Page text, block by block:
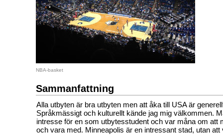
NBA-basket
Sammanfattning
Alla utbyten är bra utbyten men att åka till USA är
Språkmässigt och kulturellt kände jag mig välkommen.
intresse för en som utbytesstudent och var måna om att
och vara med. Minneapolis är en intressant stad, utan att